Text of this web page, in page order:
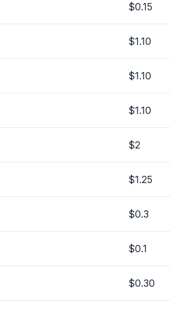
$0.15
$1.10
$1.10
$1.10
$2
$1.25
$0.3
$0.1
$0.30